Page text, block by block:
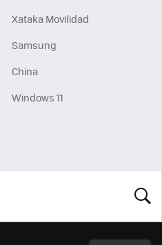
Xataka Movilidad
Samsung
China
Windows 11